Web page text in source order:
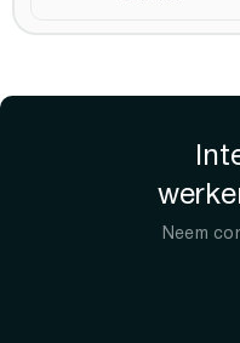
Neem